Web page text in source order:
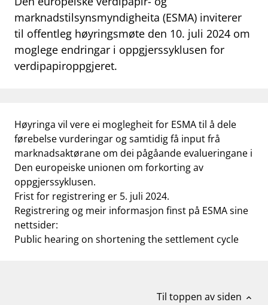
work_outlineJobb hos oss
dashboard Informasjon for investorer
notifications_noneAbonner på nyhetsvarsel
marknadstilsynsmyndigheita (ESMA) inviterer
til offentleg høyringsmøte den 10. juli 2024 om
moglege endringar i oppgjerssyklusen for
verdipapiroppgjeret.
Høyringa vil vere ei moglegheit for ESMA til å dele
førebelse vurderingar og samtidig få input frå
marknadsaktørane om dei pågåande evalueringane i
Den europeiske unionen om forkorting av
oppgjerssyklusen.
Frist for registrering er 5. juli 2024.
Registrering og meir informasjon finst på ESMA sine
nettsider:
Public hearing on shortening the settlement cycle
Til toppen av siden expand_less